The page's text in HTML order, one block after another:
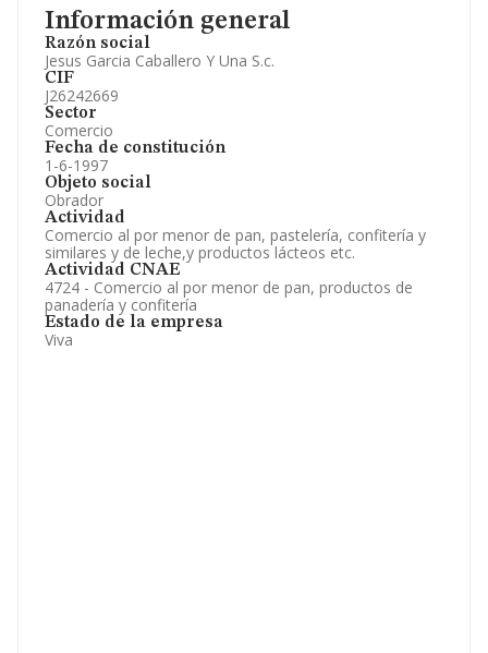
Información general
Razón social
Jesus Garcia Caballero Y Una S.c.
CIF
J26242669
Sector
Comercio
Fecha de constitución
1-6-1997
Objeto social
Obrador
Actividad
Comercio al por menor de pan, pastelería, confitería y
similares y de leche,y productos lácteos etc.
Actividad CNAE
4724 - Comercio al por menor de pan, productos de
panadería y confitería
Estado de la empresa
Viva
Información oficial y registral complementaria.